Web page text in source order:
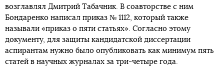
возглавлял Дмитрий Табачник. В соавторстве с ним
Бондаренко написал приказ № 1112, который также
называли «приказ о пяти статьях». Согласно этому
документу, для защиты кандидатской диссертации
аспирантам нужно было опубликовать как минимум пять
статей в научных журналах за три-четыре года.